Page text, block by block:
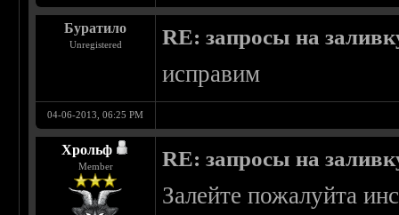
Буратило
Unregistered RE: запросы на
исправим
04-06-2013, 06:25 PM
Хрольф
Member RE: запросы на
Залейте пожалуйта